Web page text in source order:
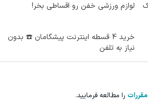
لوازم ورزشی خفن رو اقساطی بخر!
خرید 4 قسطه اینترنت پیشگامان ☎️ بدون
نیاز به تلفن
را مطالعه فرمایید.